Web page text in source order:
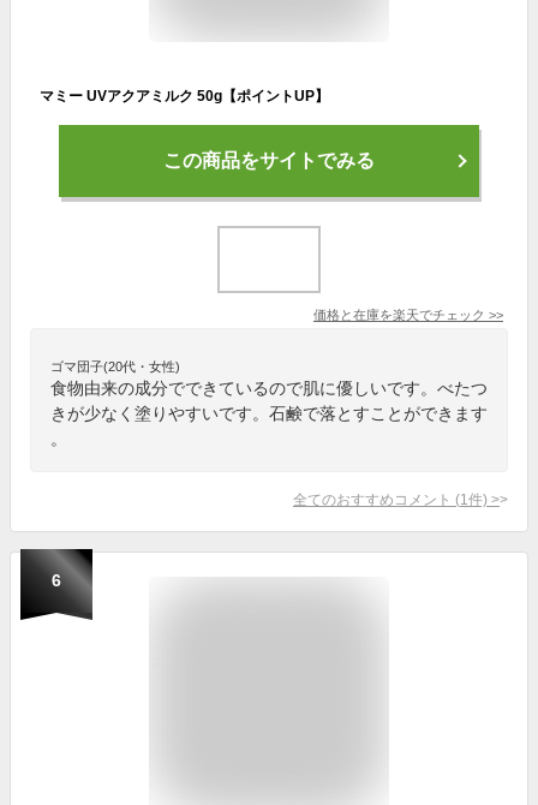
マミー UVアクアミルク 50g【ポイントUP】
この商品をサイトでみる
価格と在庫を楽天でチェック >>
ゴマ団子(20代・女性)
食物由来の成分でできているので肌に優しいです。べたつ
きが少なく塗りやすいです。石鹸で落とすことができます
。
全てのおすすめコメント (1 件) >
6